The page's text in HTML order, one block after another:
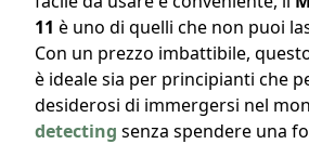
11 è uno di quelli che non puoi
Con un prezzo imbattibile,
è ideale sia per principianti che
desiderosi di immergersi nel
detecting senza spendere una